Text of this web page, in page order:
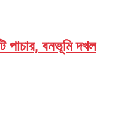
পাচার, বনভূমি দখল